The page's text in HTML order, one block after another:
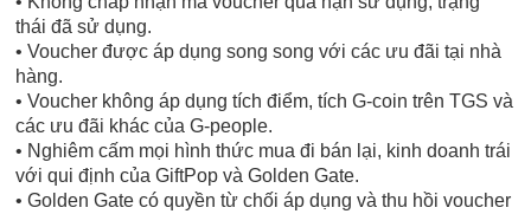
thái đã sử dụng.
• Voucher được áp dụng song song với các ưu đãi tại nhà
hàng.
• Voucher không áp dụng tích điểm, tích G-coin trên TGS và
các ưu đãi khác của G-people.
• Nghiêm cấm mọi hình thức mua đi bán lại, kinh doanh trái
với qui định của GiftPop và Golden Gate.
• Golden Gate có quyền từ chối áp dụng và thu hồi voucher